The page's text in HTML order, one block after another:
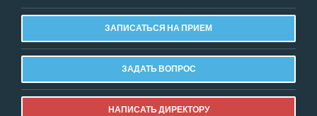
ЗАПИСАТЬСЯ НА ПРИЕМ
ЗАДАТЬ ВОПРОС
НАПИСАТЬ ДИРЕКТОРУ